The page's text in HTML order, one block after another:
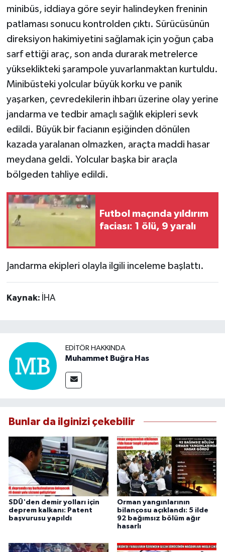
minibüs, iddiaya göre seyir halindeyken freninin
patlaması sonucu kontrolden çıktı. Sürücüsünün
direksiyon hakimiyetini sağlamak için yoğun çaba
sarf ettiği araç, son anda durarak metrelerce
yükseklikteki şarampole yuvarlanmaktan kurtuldu.
Minibüsteki yolcular büyük korku ve panik
yaşarken, çevredekilerin ihbarı üzerine olay yerine
jandarma ve tedbir amaçlı sağlık ekipleri sevk
edildi. Büyük bir facianın eşiğinden dönülen
kazada yaralanan olmazken, araçta maddi hasar
meydana geldi. Yolcular başka bir araçla
bölgeden tahliye edildi.
Futbol maçında yıldırım
faciası: 1 ölü, 9 yaralı
Jandarma ekipleri olayla ilgili inceleme başlattı.
Kaynak: İHA
EDITÖR HAKKINDA
Muhammet Buğra Has
Bunlar da ilginizi çekebilir
SDÜ'den demir yolları için
deprem kalkanı: Patent
başvurusu yapıldı
Orman yangınlarının
bilançosu açıklandı: 5 ilde
92 bağımsız bölüm ağır
hasarlı